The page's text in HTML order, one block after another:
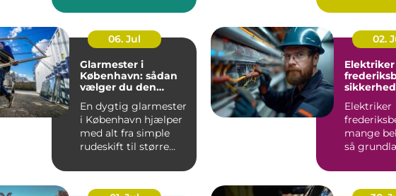
06. Jul
Glarmester i
København: sådan
vælger du den
En dygtig glarmester
i København hjælper
med alt fra simple
rudeskift til større...
02.
Elektriker
Elektriker
mange
så